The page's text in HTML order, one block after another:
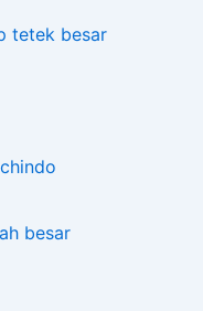
tetek besar
besar